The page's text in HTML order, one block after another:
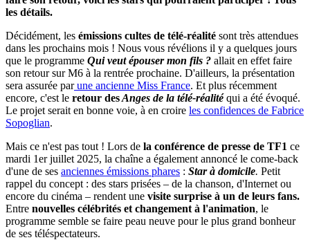
les détails.
Décidément, les émissions cultes de télé-réalité sont très attendues
dans les prochains mois ! Nous vous révélions il y a quelques jours
que le programme Qui veut épouser mon fils ? allait en effet faire
son retour sur M6 à la rentrée prochaine. D'ailleurs, la présentation
sera assurée parune ancienne Miss France. Et plus récemment
encore, c'est le retour desAnges de la télé-réalitéqui a été évoqué.
Le projet serait en bonne voie, à en croire les confidences de Fabrice
Sopoglian.
Mais ce n'est pas tout ! Lors de la conférence de presse de TF1 ce
mardi 1er juillet 2025, la chaîne a également annoncé le come-back
d'une de ses anciennes émissions phares : Star à domicile. Petit
rappel du concept : des stars prisées – de la chanson, d'Internet ou
encore du cinéma – rendent une visite surprise à un de leurs fans.
Entre nouvelles célébrités et changement à l'animation, le
programme semble se faire peau neuve pour le plus grand bonheur
de ses téléspectateurs.